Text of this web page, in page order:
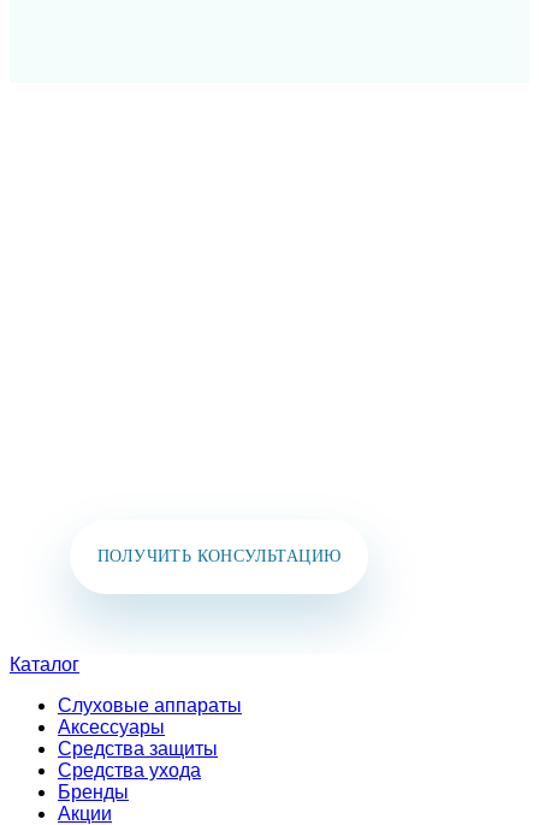
ПОЛУЧИТЬ КОНСУЛЬТАЦИЮ
Каталог
Слуховые аппараты
Аксессуары
Средства защиты
Средства ухода
Бренды
Акции